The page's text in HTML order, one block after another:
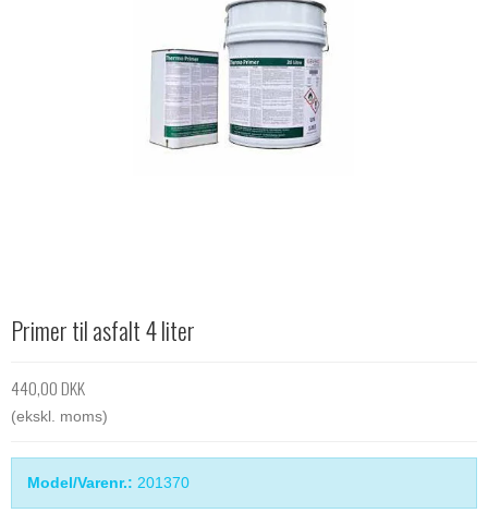
Primer til asfalt 4 liter
440,00 DKK
(ekskl. moms)
Model/Varenr.: 201370